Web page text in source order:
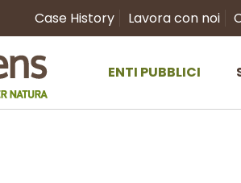
Case History Lavora con noi
ENTI PUBBLICI